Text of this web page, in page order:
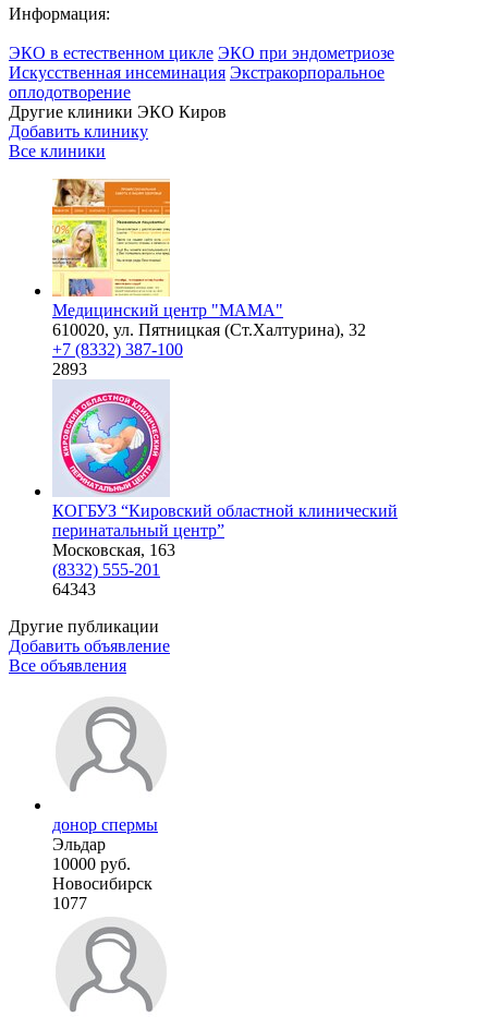
Информация:
ЭКО в естественном цикле ЭКО при эндометриозе
Искусственная инсеминация Экстракорпоральное
оплодотворение
Другие клиники ЭКО Киров
Добавить клинику
Все клиники
Медицинский центр "МАМА"
610020, ул. Пятницкая (Ст.Халтурина), 32
+7 (8332) 387-100
2893
КОГБУЗ “Кировский областной клинический
перинатальный центр”
Московская, 163
(8332) 555-201
64343
Другие публикации
Добавить объявление
Все объявления
донор спермы
Эльдар
10000 руб.
Новосибирск
1077